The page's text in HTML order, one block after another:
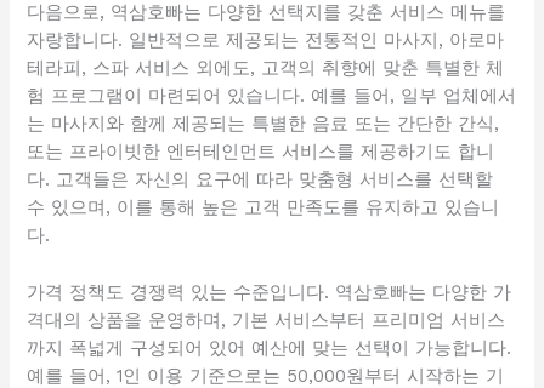
다음으로, 역삼호빠는 다양한 선택지를 갖춘 서비스 메뉴를
자랑합니다. 일반적으로 제공되는 전통적인 마사지, 아로마
테라피, 스파 서비스 외에도, 고객의 취향에 맞춘 특별한 체
험 프로그램이 마련되어 있습니다. 예를 들어, 일부 업체에서
는 마사지와 함께 제공되는 특별한 음료 또는 간단한 간식,
또는 프라이빗한 엔터테인먼트 서비스를 제공하기도 합니
다. 고객들은 자신의 요구에 따라 맞춤형 서비스를 선택할
수 있으며, 이를 통해 높은 고객 만족도를 유지하고 있습니
다.
가격 정책도 경쟁력 있는 수준입니다. 역삼호빠는 다양한 가
격대의 상품을 운영하며, 기본 서비스부터 프리미엄 서비스
까지 폭넓게 구성되어 있어 예산에 맞는 선택이 가능합니다.
예를 들어, 1인 이용 기준으로는 50,000원부터 시작하는 기